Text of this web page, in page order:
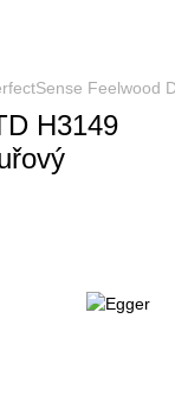
Feelwood
H3149